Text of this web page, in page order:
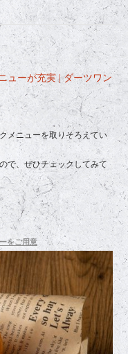
ューが充実 | ダーツワン
メニューを取りそろえてい
で、ぜひチェックしてみて
をご用意